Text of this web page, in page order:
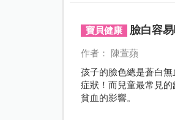
寶貝健康 臉白容
作者： 陳萱蘋
孩子的臉色總是蒼白
症狀！而兒童最常見
貧血的影響。